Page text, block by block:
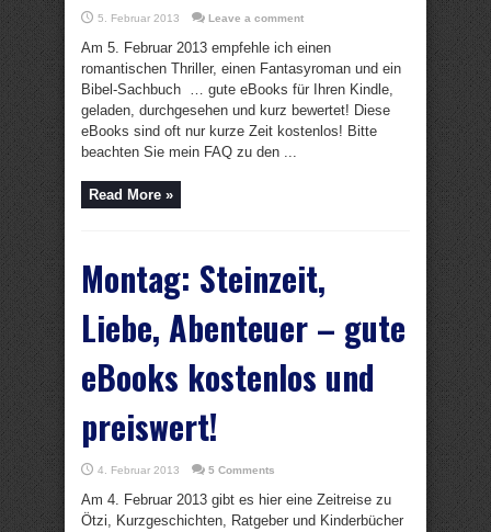
5. Februar 2013 Leave a comment
Am 5. Februar 2013 empfehle ich einen
romantischen Thriller, einen Fantasyroman und ein
Bibel-Sachbuch … gute eBooks für Ihren Kindle,
geladen, durchgesehen und kurz bewertet! Diese
eBooks sind oft nur kurze Zeit kostenlos! Bitte
beachten Sie mein FAQ zu den ...
Read More »
Montag: Steinzeit,
Liebe, Abenteuer – gute
eBooks kostenlos und
preiswert!
4. Februar 2013 5 Comments
Am 4. Februar 2013 gibt es hier eine Zeitreise zu
Ötzi, Kurzgeschichten, Ratgeber und Kinderbücher